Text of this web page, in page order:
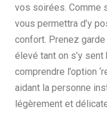
vos soirées. Comme
vous permettra d’y
confort. Prenez
élevé tant on s’y
comprendre l’option
aidant la personne
légèrement et